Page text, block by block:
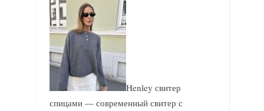
Henley свитер
спицами — современный свитер с